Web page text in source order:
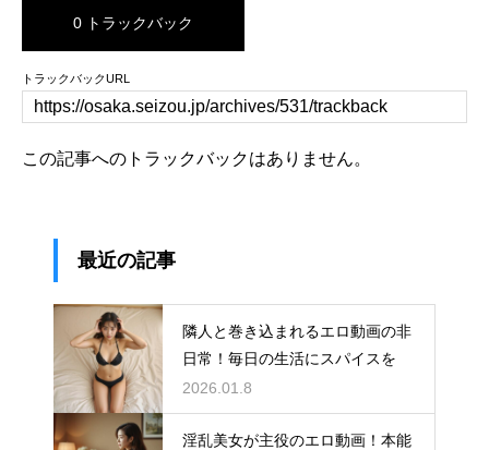
0 トラックバック
トラックバックURL
この記事へのトラックバックはありません。
最近の記事
隣人と巻き込まれるエロ動画の非
日常！毎日の生活にスパイスを
2026.01.8
淫乱美女が主役のエロ動画！本能